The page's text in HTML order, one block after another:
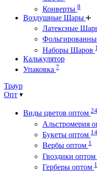
Конверты 8
Воздушные Шары
Латексные
Наборы Шаров
Калькулятор
Упаковка 7
Траур
Опт
Виды цветов оптом
Альстромерия
Букеты оптом
Вербы оптом 1
Гвоздики оптом
Герберы оптом 1